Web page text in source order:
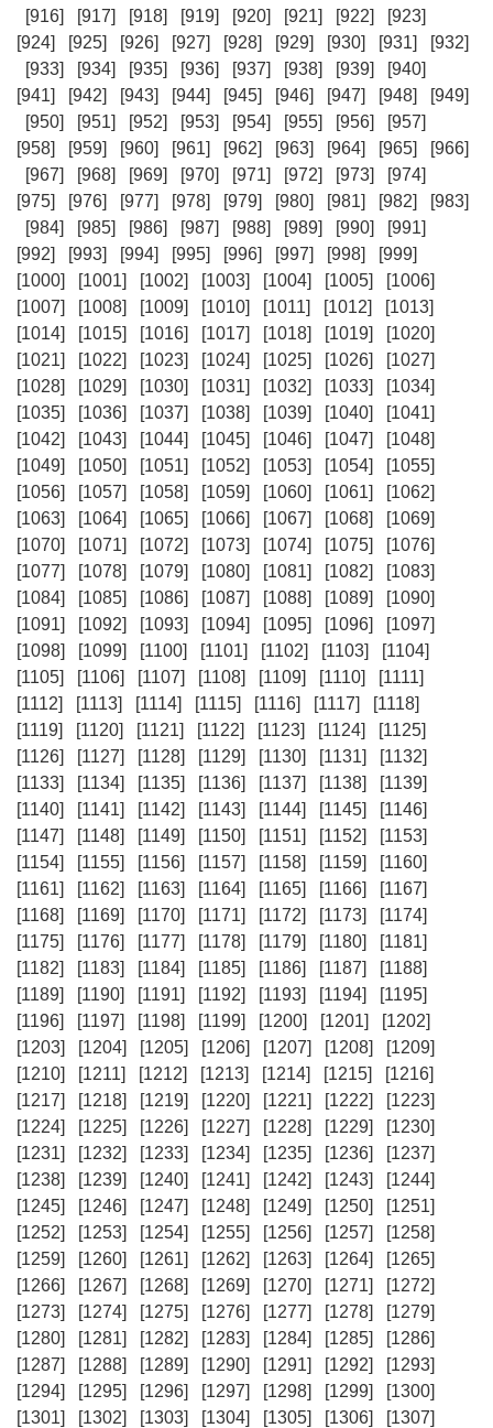
[916] [917] [918] [919] [920] [921] [922]
[923]
[924]
[925] [926] [927] [928] [929] [930] [931]
[932]
[933]
[934] [935] [936] [937] [938] [939]
[940]
[941]
[942] [943] [944] [945] [946] [947] [948]
[949]
[950]
[951] [952] [953] [954] [955] [956]
[957]
[958]
[959] [960] [961] [962] [963] [964] [965]
[966]
[967]
[968] [969] [970] [971] [972] [973]
[974]
[975]
[976] [977] [978] [979] [980] [981] [982]
[983]
[984]
[985] [986] [987] [988] [989] [990]
[991]
[992]
[993] [994] [995] [996] [997] [998]
[999]
[1000]
[1001] [1002] [1003] [1004] [1005]
[1006]
[1007]
[1008] [1009] [1010] [1011] [1012]
[1013]
[1014]
[1015] [1016] [1017] [1018] [1019]
[1020]
[1021]
[1022] [1023] [1024] [1025] [1026]
[1027]
[1028]
[1029] [1030] [1031] [1032] [1033]
[1034]
[1035]
[1036] [1037] [1038] [1039] [1040]
[1041]
[1042]
[1043] [1044] [1045] [1046] [1047]
[1048]
[1049]
[1050] [1051] [1052] [1053] [1054]
[1055]
[1056]
[1057] [1058] [1059] [1060] [1061]
[1062]
[1063]
[1064] [1065] [1066] [1067] [1068]
[1069]
[1070]
[1071] [1072] [1073] [1074] [1075]
[1076]
[1077]
[1078] [1079] [1080] [1081] [1082]
[1083]
[1084]
[1085] [1086] [1087] [1088] [1089]
[1090]
[1091]
[1092] [1093] [1094] [1095] [1096]
[1097]
[1098]
[1099] [1100] [1101] [1102] [1103]
[1104]
[1105]
[1106] [1107] [1108] [1109] [1110]
[1111]
[1112]
[1113] [1114] [1115] [1116] [1117]
[1118]
[1119]
[1120] [1121] [1122] [1123] [1124]
[1125]
[1126]
[1127] [1128] [1129] [1130] [1131]
[1132]
[1133]
[1134] [1135] [1136] [1137] [1138]
[1139]
[1140]
[1141] [1142] [1143] [1144] [1145]
[1146]
[1147]
[1148] [1149] [1150] [1151] [1152]
[1153]
[1154]
[1155] [1156] [1157] [1158] [1159]
[1160]
[1161]
[1162] [1163] [1164] [1165] [1166]
[1167]
[1168]
[1169] [1170] [1171] [1172] [1173]
[1174]
[1175]
[1176] [1177] [1178] [1179] [1180]
[1181]
[1182]
[1183] [1184] [1185] [1186] [1187]
[1188]
[1189]
[1190] [1191] [1192] [1193] [1194]
[1195]
[1196]
[1197] [1198] [1199] [1200] [1201]
[1202]
[1203]
[1204] [1205] [1206] [1207] [1208]
[1209]
[1210]
[1211] [1212] [1213] [1214] [1215]
[1216]
[1217]
[1218] [1219] [1220] [1221] [1222]
[1223]
[1224]
[1225] [1226] [1227] [1228] [1229]
[1230]
[1231]
[1232] [1233] [1234] [1235] [1236]
[1237]
[1238]
[1239] [1240] [1241] [1242] [1243]
[1244]
[1245]
[1246] [1247] [1248] [1249] [1250]
[1251]
[1252]
[1253] [1254] [1255] [1256] [1257]
[1258]
[1259]
[1260] [1261] [1262] [1263] [1264]
[1265]
[1266]
[1267] [1268] [1269] [1270] [1271]
[1272]
[1273]
[1274] [1275] [1276] [1277] [1278]
[1279]
[1280]
[1281] [1282] [1283] [1284] [1285]
[1286]
[1287]
[1288] [1289] [1290] [1291] [1292]
[1293]
[1294]
[1295] [1296] [1297] [1298] [1299]
[1300]
[1301]
[1302] [1303] [1304] [1305] [1306]
[1307]